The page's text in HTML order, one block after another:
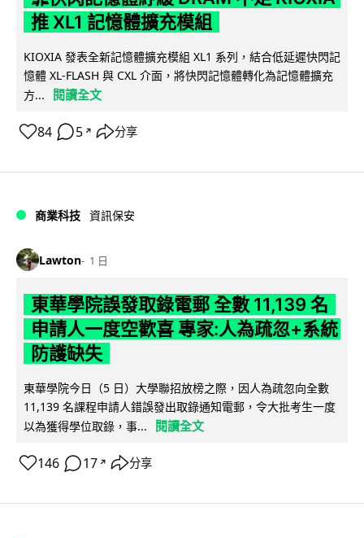
推 XL1 記憶體擴充模組
KIOXIA 發表全新記憶體擴充模組 XL1 系列，結合低延遲快閃記
憶體 XL-FLASH 與 CXL 介面，將快閃記憶體轉化為記憶體擴充
方...
閱讀全文
84 5 ↗ 分享
商業科技 資訊保安
Lawton 1 日
東華學院誤發取錄電郵 全數 11,139 名
申請人一度空歡喜 專家:人為疏忽+系統
防護缺失
東華學院今日（5 日）大學聯招放榜之際，因人為疏忽向全數
11,139 名課程申請人錯誤發出取錄通知電郵，令大批考生一度
以為獲得學位取錄，事...
閱讀全文
146 17 ↗ 分享